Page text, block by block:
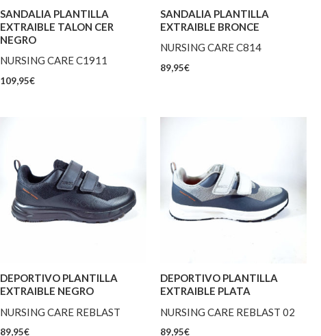
SANDALIA PLANTILLA
EXTRAIBLE TALON CER
NEGRO
NURSING CARE C1911
109,95€
SANDALIA PLANTILLA
EXTRAIBLE BRONCE
NURSING CARE C814
89,95€
DEPORTIVO PLANTILLA
EXTRAIBLE NEGRO
NURSING CARE REBLAST
89,95€
DEPORTIVO PLANTILLA
EXTRAIBLE PLATA
NURSING CARE REBLAST 02
89,95€